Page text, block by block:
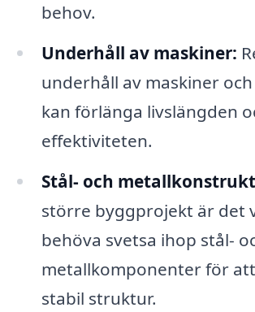
behov.
Underhåll av maskiner:
underhåll av maskiner
kan förlänga livslängden
effektiviteten.
Stål- och
större byggprojekt är det
behöva svetsa ihop stål-
metallkomponenter för
stabil struktur.